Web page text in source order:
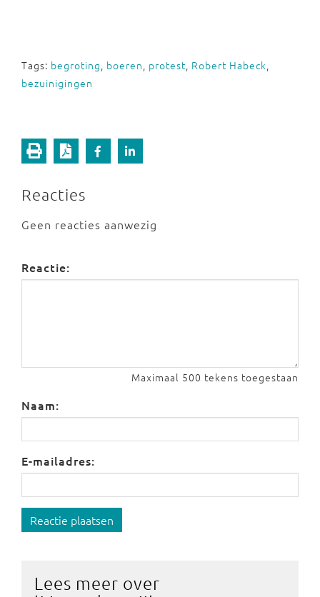
Tags: begroting, boeren, protest, Robert Habeck,
bezuinigingen
Reacties
Geen reacties aanwezig
Reactie:
Maximaal 500 tekens toegestaan
Naam:
E-mailadres:
Reactie plaatsen
Lees meer over